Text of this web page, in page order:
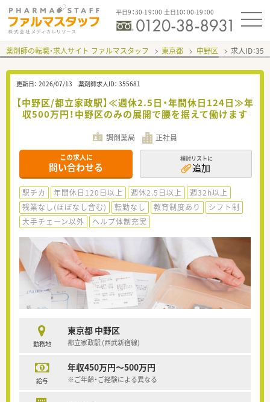
平日9：30-19：00 土日10：00-19：00
薬剤師の転職・求人サイト ファルマスタッフ 東京都 中野区 求人ID：
更新日： 2026/07/13 薬剤師求人ID： 355681
【中野区/都立家政駅】≪週休2.5日・年間休日124日≫年
収500万円！中野区のみの展開で腰を据えて働けます
調剤薬局 正社員
この求人に
問い合わせる
検討リストに
追加
駅チカ 年間休日120日以上 週休2.5日以上
週32h以上
残業なし(ほぼなし含む)
転勤なし 教育制度あり
シフト制
大手チェーン以外
ヘルプ体制充実
勤務地
東京都 中野区
都立家政駅 (西武新宿線)
給与
年収450万円～500万円
※ご年齢・ご経験による異なる